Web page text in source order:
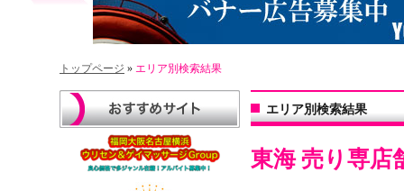
トップページ » エリア別検索結果
エリア別検索結果
東海 売り専店